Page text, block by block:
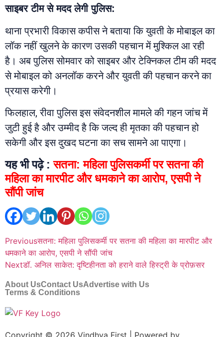
साइबर टीम से मदद लेगी पुलिस:
थाना प्रभारी विकास कपीस ने बताया कि युवती के मोबाइल का
लॉक नहीं खुलने के कारण उसकी पहचान में मुश्किल आ रही
है। अब पुलिस सोमवार को साइबर और टेक्निकल टीम की मदद
से मोबाइल को अनलॉक करने और युवती की पहचान करने का
प्रयास करेगी।
फिलहाल, रीवा पुलिस इस संवेदनशील मामले की गहन जांच में
जुटी हुई है और उम्मीद है कि जल्द ही मृतका की पहचान हो
सकेगी और इस दुखद घटना का सच सामने आ पाएगा।
यह भी पढ़े :सतना: महिला पुलिसकर्मी पर सतना की
महिला का मारपीट और धमकाने का आरोप, एसपी ने
सौंपी जांच
Previousसतना: महिला पुलिसकर्मी पर सतना की महिला का मारपीट और
धमकाने का आरोप, एसपी ने सौंपी जांच
Nextडॉ. अनिल साकेत: दृष्टिहीनता को हराने वाले हिस्ट्री के प्रोफ़सर
About UsContact UsAdvertise with Us
Terms & Conditions